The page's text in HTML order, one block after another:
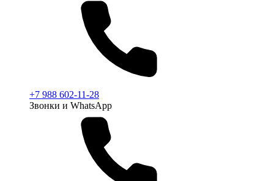
+7 988 602-11-28
Звонки и WhatsApp